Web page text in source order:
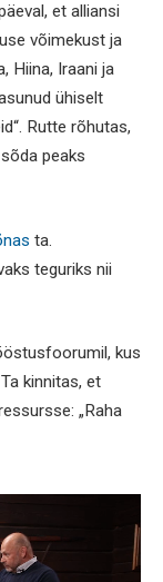
et alliansi
võimekust ja
Hiina, Iraani ja
ühiselt
Rutte rõhutas,
peaks
ta.
teguriks nii
kus
kinnitas, et
„Raha